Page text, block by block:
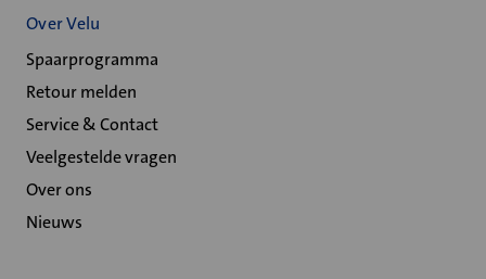
Over Velu
Spaarprogramma
Retour melden
Service & Contact
Veelgestelde vragen
Over ons
Nieuws